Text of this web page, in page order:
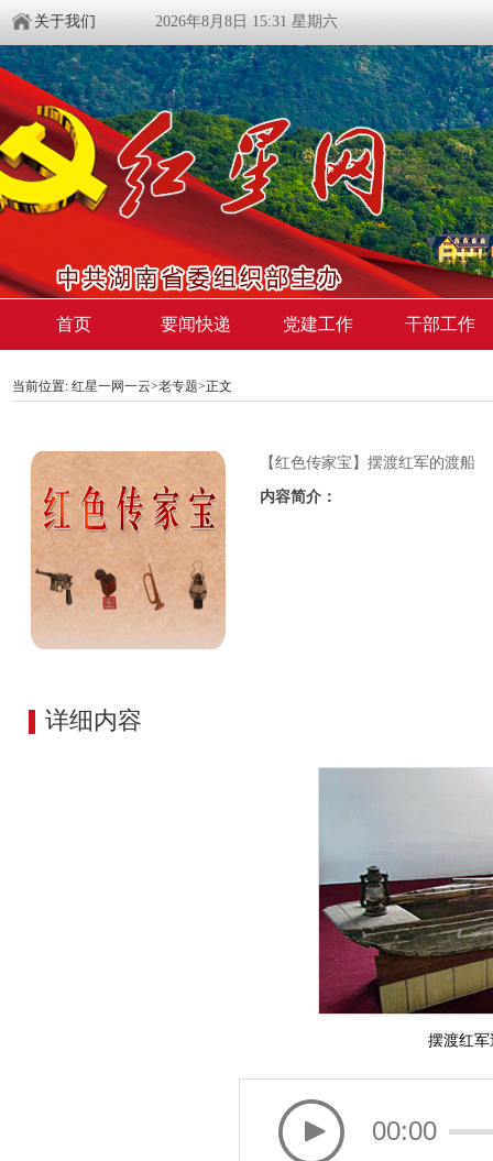
关于我们 2026年8月8日 15:31 星期六
首页 要闻快递 党建工作 干部工作
当前位置: 红星一网一云>老专题>正文
【红色传家宝】摆渡红军的渡船
内容简介：
详细内容
摆渡红
00:00